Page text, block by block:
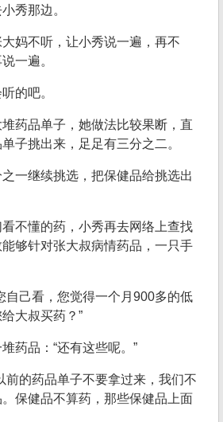
秀那边。
妈不听，让小秀说一遍，再不
一遍。
的吧。
药品单子，她做法比较果断，直
子挑出来，足足有三分之二。
一继续挑选，把保健品给挑选出
不懂的药，小秀再去网络上查找
够针对张大叔病情药品，一只手
自己看，您觉得一个月900多的低
大叔买药？”
药品：“还有这些呢。”
前的药品单子不要拿过来，我们不
保健品不算药，那些保健品上面